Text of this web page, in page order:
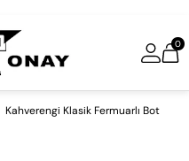
0
Kahverengi Klasik Fermuarlı Bot